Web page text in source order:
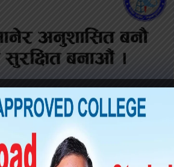
फास्ट ट्य्राकः ७ दिने बोलपत्र
छ । उक्त समाचारलाई खण्डन